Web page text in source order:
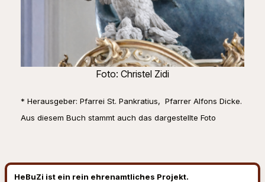
Foto: Christel Zidi
* Herausgeber: Pfarrei St. Pankratius, Pfarrer Alfons Dicke.
Aus diesem Buch stammt auch das dargestellte Foto
HeBuZi ist ein rein ehrenamtliches Projekt.